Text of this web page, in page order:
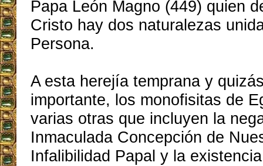
Papa León Magno (449) quien
Cristo hay dos naturalezas
Persona.
A esta herejía temprana y
importante, los monofisitas de
varias otras que incluyen la
Inmaculada Concepción de
Infalibilidad Papal y la